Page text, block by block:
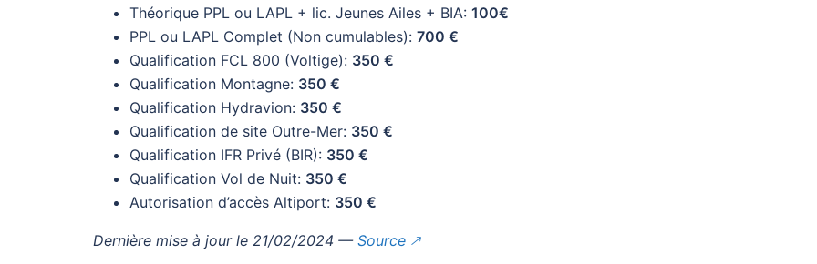
Théorique PPL ou LAPL + lic. Jeunes Ailes + BIA: 100€
PPL ou LAPL Complet (Non cumulables): 700 €
Qualification FCL 800 (Voltige): 350 €
Qualification Montagne: 350 €
Qualification Hydravion: 350 €
Qualification de site Outre-Mer: 350 €
Qualification IFR Privé (BIR): 350 €
Qualification Vol de Nuit: 350 €
Autorisation d’accès Altiport: 350 €
Dernière mise à jour le 21/02/2024 — Source 🡕